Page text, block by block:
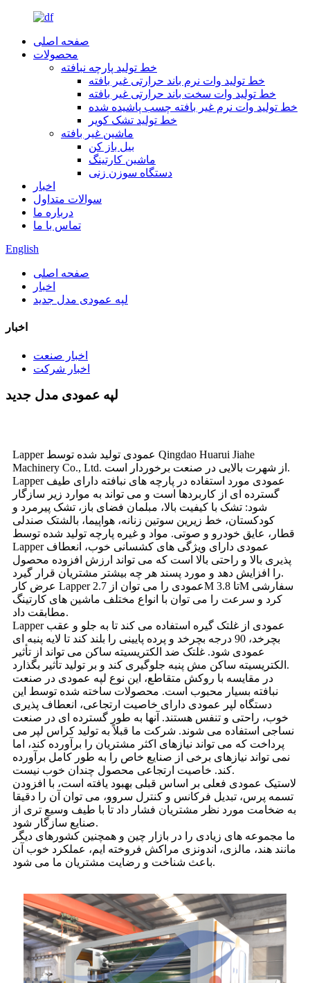
صفحه اصلی
محصولات
خط تولید پارچه نبافته
خط تولید وات نرم باند حرارتی غیر بافته
خط تولید وات سخت باند حرارتی غیر بافته
خط تولید وات نرم غیر بافته چسب پاشیده شده
خط تولید تشک کویر
ماشین غیر بافته
بیل باز کن
ماشین کارتینگ
دستگاه سوزن زنی
اخبار
سوالات متداول
درباره ما
تماس با ما
English
صفحه اصلی
اخبار
لپه عمودی مدل جدید
اخبار
اخبار صنعت
اخبار شرکت
لپه عمودی مدل جدید
Lapper عمودی تولید شده توسط Qingdao Huarui Jiahe
Machinery Co., Ltd. از شهرت بالایی در صنعت برخوردار است.
Lapper عمودی مورد استفاده در پارچه های نبافته دارای طیف
گسترده ای از کاربردها است و می تواند به موارد زیر سازگار
شود: تشک با کیفیت بالا، مبلمان فضای باز، تشک پیرمرد و
کودکستان، خط زیرین سوتین زنانه، هواپیما، بالشتک صندلی
قطار، عایق خودرو و صوتی. مواد و غیره پارچه تولید شده توسط
Lapper عمودی دارای ویژگی های کشسانی خوب، انعطاف
پذیری بالا و راحتی بالا است که می تواند ارزش افزوده محصول
را افزایش دهد و مورد پسند هر چه بیشتر مشتریان قرار گیرد.
عرض کار Lapper عمودی را می توان از 2.7M تا 3.8M سفارشی
کرد و سرعت را می توان با انواع مختلف ماشین های کارتینگ
مطابقت داد.
Lapper عمودی از غلتک گیره استفاده می کند تا به جلو و عقب
بچرخد، 90 درجه بچرخد و پرده پایینی را بلند کند تا لایه پنبه ای
عمودی شود. غلتک ضد الکتریسیته ساکن می تواند از تأثیر
الکتریسیته ساکن مش پنبه جلوگیری کند و بر تولید تأثیر بگذارد.
در مقایسه با روکش متقاطع، این نوع لپه عمودی در صنعت
نبافته بسیار محبوب است. محصولات ساخته شده توسط این
دستگاه لپر عمودی دارای خاصیت ارتجاعی، انعطاف پذیری
خوب، راحتی و تنفس هستند. آنها به طور گسترده ای در صنعت
نساجی استفاده می شوند. شرکت ما قبلاً به تولید کراس لپر می
پرداخت که می تواند نیازهای اکثر مشتریان را برآورده کند، اما
نمی تواند نیازهای برخی از صنایع خاص را به طور کامل برآورده
کند. خاصیت ارتجاعی محصول چندان خوب نیست.
لاستیک عمودی فعلی بر اساس قبلی بهبود یافته است، با افزودن
تسمه پرس، تبدیل فرکانس و کنترل سروو، می توان آن را دقیقا
به ضخامت مورد نظر مشتریان فشار داد تا با طیف وسیع تری از
صنایع سازگار شود.
ما مجموعه های زیادی را در بازار چین و همچنین کشورهای دیگر
مانند هند، مالزی، اندونزی مراکش فروخته ایم، عملکرد خوب آن
باعث شناخت و رضایت مشتریان ما می شود.